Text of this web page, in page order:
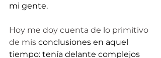
mi gente.
Hoy me doy cuenta de lo primitivo
de mis conclusiones en aquel
tiempo: tenía delante complejos